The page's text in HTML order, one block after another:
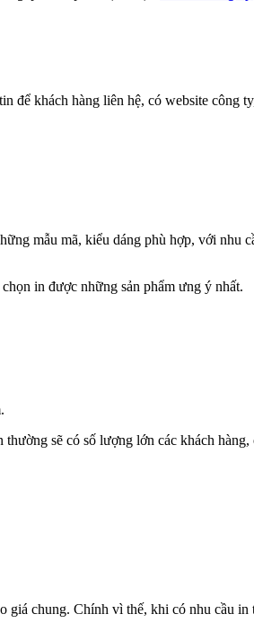
để khách hàng liên hệ, có website công
mẫu mã, kiểu dáng phù hợp, với nhu
in được những sản phẩm ưng ý nhất.
sẽ có số lượng lớn các khách hàng,
giá chung. Chính vì thế, khi có nhu cầu in